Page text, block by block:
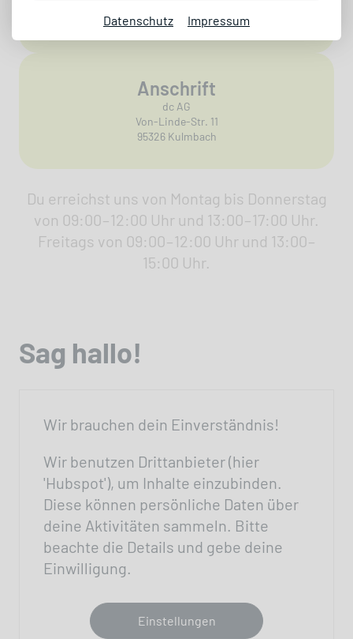
Datenschutz Impressum
+49 9221 9652-100
Anschrift
dc AG
Von-Linde-Str. 11
95326 Kulmbach
Du erreichst uns von Montag bis Donnerstag
von 09:00 – 12:00 Uhr und 13:00 – 17:00 Uhr.
Freitags von 09:00 – 12:00 Uhr und 13:00 –
15:00 Uhr.
Sag hallo!
Wir brauchen dein Einverständnis!
Wir benutzen Drittanbieter (hier
'Hubspot'), um Inhalte einzubinden.
Diese können persönliche Daten über
deine Aktivitäten sammeln. Bitte
beachte die Details und gebe deine
Einwilligung.
Einstellungen